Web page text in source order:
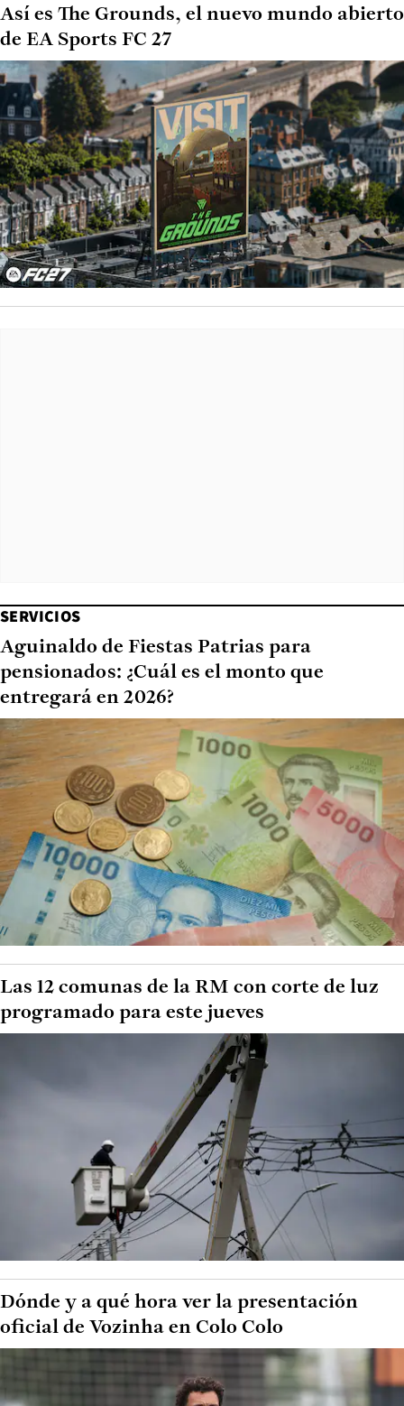
Así es The Grounds, el nuevo mundo abierto
de EA Sports FC 27
SERVICIOS
Aguinaldo de Fiestas Patrias para
pensionados: ¿Cuál es el monto que
entregará en 2026?
Las 12 comunas de la RM con corte de luz
programado para este jueves
Dónde y a qué hora ver la presentación
oficial de Vozinha en Colo Colo